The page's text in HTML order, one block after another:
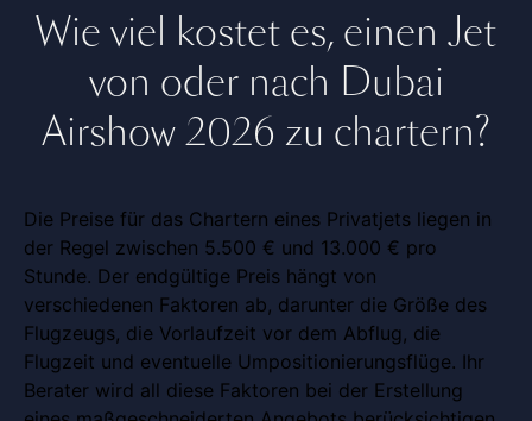
Wie viel kostet es, einen Jet
von oder nach Dubai
Airshow 2026 zu chartern?
Die Preise für das Chartern eines Privatjets liegen in
der Regel zwischen 5.500 € und 13.000 € pro
Stunde. Der endgültige Preis hängt von
verschiedenen Faktoren ab, darunter die Größe des
Flugzeugs, die Vorlaufzeit vor dem Abflug, die
Flugzeit und eventuelle Umpositionierungsflüge. Ihr
Berater wird all diese Faktoren bei der Erstellung